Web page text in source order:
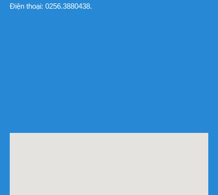
Điện thoại: 0256.3880438.